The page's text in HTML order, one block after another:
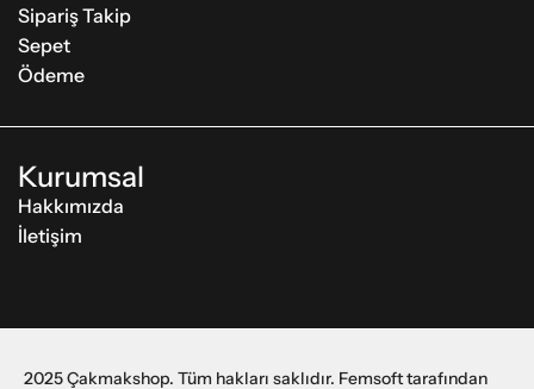
Sipariş Takip
Sepet
Ödeme
Kurumsal
Hakkımızda
İletişim
2025 Çakmakshop. Tüm hakları saklıdır. Femsoft tarafından